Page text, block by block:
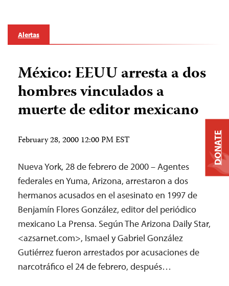
Alertas
México: EEUU arresta a dos
hombres vinculados a
muerte de editor mexicano
February 28, 2000 12:00 PM EST
Nueva York, 28 de febrero de 2000 – Agentes
federales en Yuma, Arizona, arrestaron a dos
hermanos acusados en el asesinato en 1997 de
Benjamín Flores González, editor del periódico
mexicano La Prensa. Según The Arizona Daily Star,
<azsarnet.com>, Ismael y Gabriel González
Gutiérrez fueron arrestados por acusaciones de
narcotráfico el 24 de febrero, después…
DONATE